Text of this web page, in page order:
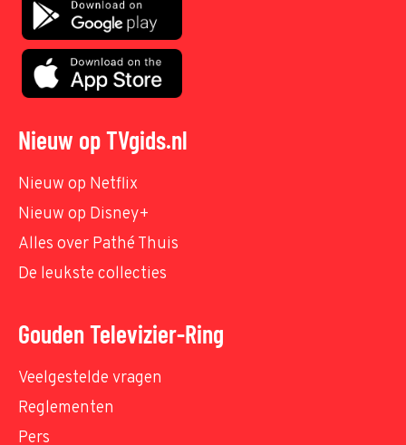
Nieuw op TVgids.nl
Nieuw op Netflix
Nieuw op Disney+
Alles over Pathé Thuis
De leukste collecties
Gouden Televizier-Ring
Veelgestelde vragen
Reglementen
Pers